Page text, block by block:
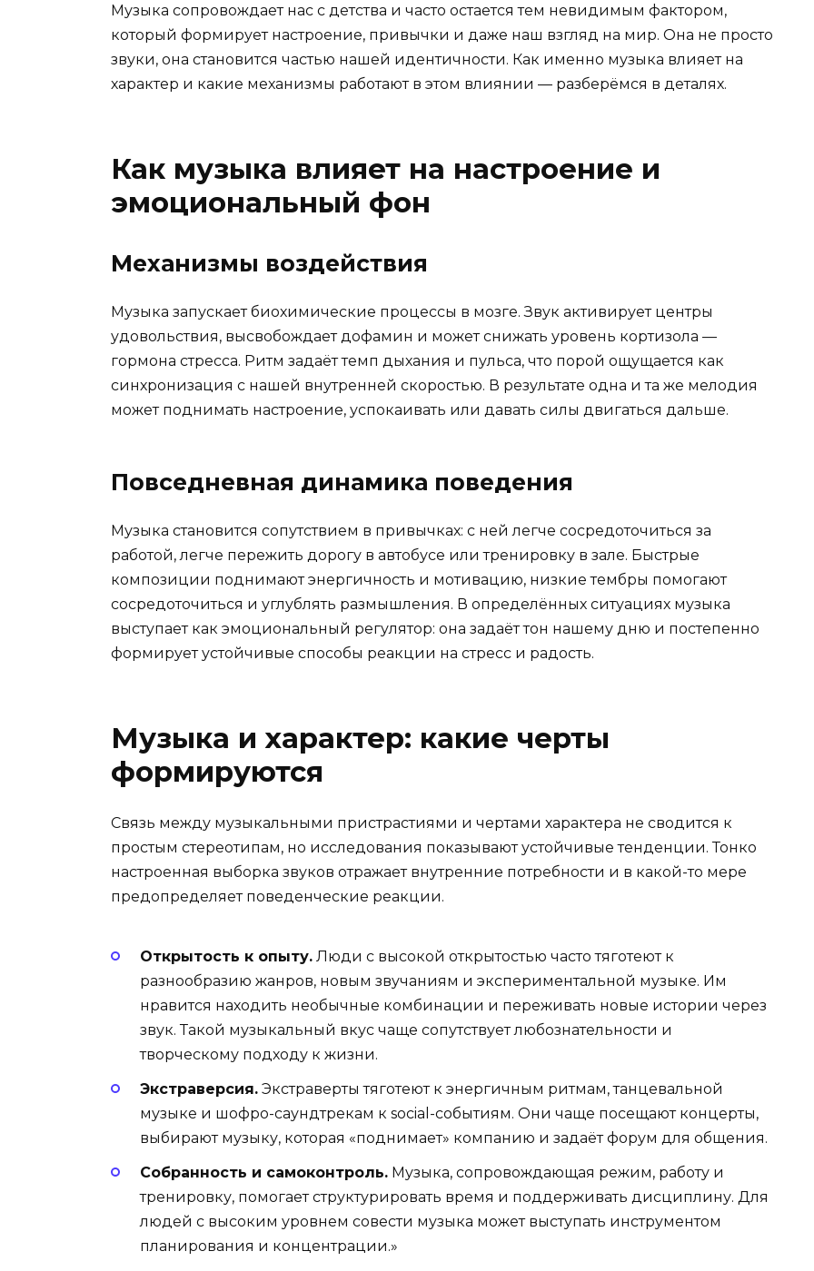
Музыка сопровождает нас с детства и часто остается тем невидимым фактором,
который формирует настроение, привычки и даже наш взгляд на мир. Она не просто
звуки, она становится частью нашей идентичности. Как именно музыка влияет на
характер и какие механизмы работают в этом влиянии — разберёмся в деталях.
Как музыка влияет на настроение и
эмоциональный фон
Механизмы воздействия
Музыка запускает биохимические процессы в мозге. Звук активирует центры
удовольствия, высвобождает дофамин и может снижать уровень кортизола —
гормона стресса. Ритм задаёт темп дыхания и пульса, что порой ощущается как
синхронизация с нашей внутренней скоростью. В результате одна и та же мелодия
может поднимать настроение, успокаивать или давать силы двигаться дальше.
Повседневная динамика поведения
Музыка становится сопутствием в привычках: с ней легче сосредоточиться за
работой, легче пережить дорогу в автобусе или тренировку в зале. Быстрые
композиции поднимают энергичность и мотивацию, низкие тембры помогают
сосредоточиться и углублять размышления. В определённых ситуациях музыка
выступает как эмоциональный регулятор: она задаёт тон нашему дню и постепенно
формирует устойчивые способы реакции на стресс и радость.
Музыка и характер: какие черты
формируются
Связь между музыкальными пристрастиями и чертами характера не сводится к
простым стереотипам, но исследования показывают устойчивые тенденции. Тонко
настроенная выборка звуков отражает внутренние потребности и в какой-то мере
предопределяет поведенческие реакции.
Открытость к опыту. Люди с высокой открытостью часто тяготеют к
разнообразию жанров, новым звучаниям и экспериментальной музыке. Им
нравится находить необычные комбинации и переживать новые истории через
звук. Такой музыкальный вкус чаще сопутствует любознательности и
творческому подходу к жизни.
Экстраверсия. Экстраверты тяготеют к энергичным ритмам, танцевальной
музыке и шофро-саундтрекам к social-событиям. Они чаще посещают концерты,
выбирают музыку, которая «поднимает» компанию и задаёт форум для общения.
Собранность и самоконтроль. Музыка, сопровождающая режим, работу и
тренировку, помогает структурировать время и поддерживать дисциплину. Для
людей с высоким уровнем совести музыка может выступать инструментом
планирования и концентрации.»